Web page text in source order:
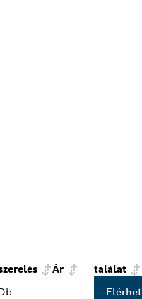
Ár
találat